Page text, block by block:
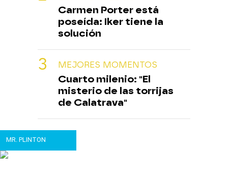
Carmen Porter está
poseída: Iker tiene la
solución
MEJORES MOMENTOS
Cuarto milenio: "El
misterio de las torrijas
de Calatrava"
MR. PLINTON